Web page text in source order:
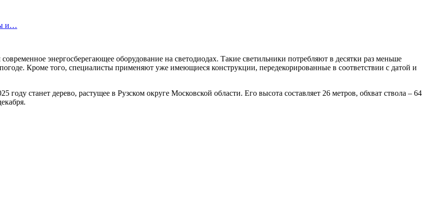
и…
энергосберегающее оборудование на светодиодах. Такие светильники потребляют в десятки раз меньше
Кроме того, специалисты применяют уже имеющиеся конструкции, передекорированные в соответствии с датой и
году станет дерево, растущее в Рузском округе Московской области. Его высота составляет 26 метров, обхват ствола – 64